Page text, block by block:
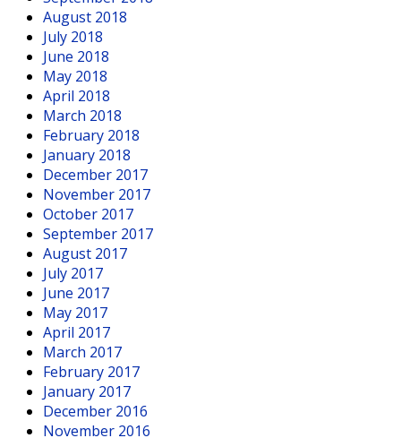
August 2018
July 2018
June 2018
May 2018
April 2018
March 2018
February 2018
January 2018
December 2017
November 2017
October 2017
September 2017
August 2017
July 2017
June 2017
May 2017
April 2017
March 2017
February 2017
January 2017
December 2016
November 2016